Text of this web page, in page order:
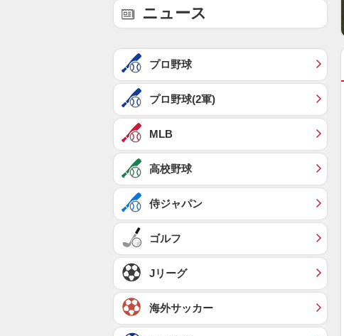
ニュース
プロ野球
プロ野球(2軍)
MLB
高校野球
侍ジャパン
ゴルフ
Jリーグ
海外サッカー